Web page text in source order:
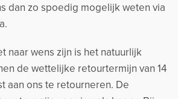
dan zo spoedig mogelijk weten via
naar wens zijn is het natuurlijk
de wettelijke retourtermijn van 14
aan ons te retourneren. De